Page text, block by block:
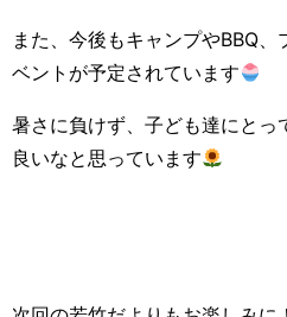
また、今後もキャンプやBBQ
ベントが予定されています
暑さに負けず、子ども達にとっ
良いなと思っています